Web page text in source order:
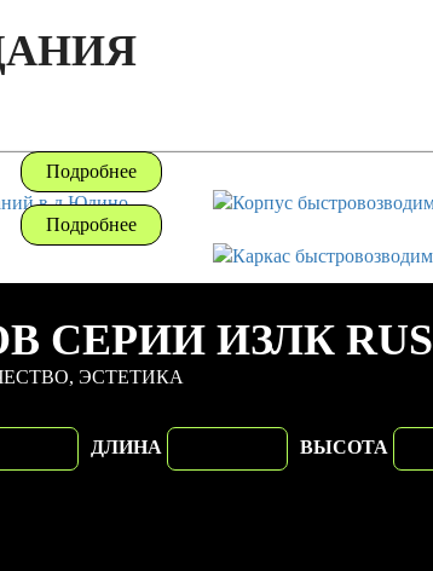
Подробнее
Подробнее
СЕРИИ ИЗЛК RUS
ЭСТЕТИКА
ДЛИНА ВЫСОТА